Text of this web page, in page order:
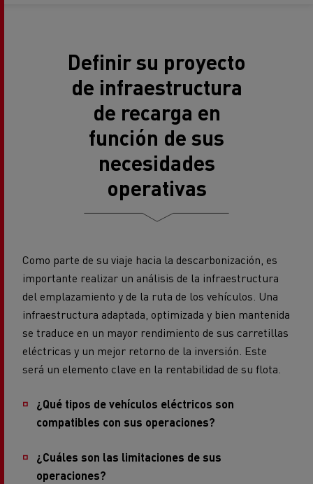
Definir su proyecto
de infraestructura
de recarga en
función de sus
necesidades
operativas
Como parte de su viaje hacia la descarbonización, es
importante realizar un análisis de la infraestructura
del emplazamiento y de la ruta de los vehículos. Una
infraestructura adaptada, optimizada y bien mantenida
se traduce en un mayor rendimiento de sus carretillas
eléctricas y un mejor retorno de la inversión. Este
será un elemento clave en la rentabilidad de su flota.
¿Qué tipos de vehículos eléctricos son
compatibles con sus operaciones?
¿Cuáles son las limitaciones de sus
operaciones?